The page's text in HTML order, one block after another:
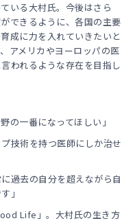
いる大村氏。今後はさら
できるように、各国の主要
成に力を入れていきたいと
アメリカやヨーロッパの医
われるような存在を目指し
の一番になってほしい」
技術を持つ医師にしか治せ
過去の自分を超えながら自
」
Life」。大村氏の生き方